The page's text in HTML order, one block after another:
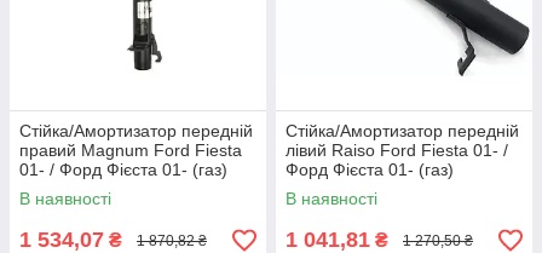
Стійка/Амортизатор передній
правий Magnum Ford Fiesta
01- / Форд Фієста 01- (газ)
В наявності
1 534,07 ₴ 1 870,82 ₴
Стійка/Амортизатор передній
лівий Raiso Ford Fiesta 01- /
Форд Фієста 01- (газ)
В наявності
1 041,81 ₴ 1 270,50 ₴